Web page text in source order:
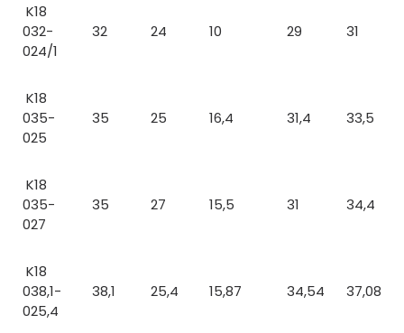
K18
032-
024/1
32 24 10 29 31
K18
035-
025
35 25 16,4 31,4 33,5
K18
035-
027
35 27 15,5 31 34,4
K18
038,1-
025,4
38,1 25,4 15,87 34,54 37,08